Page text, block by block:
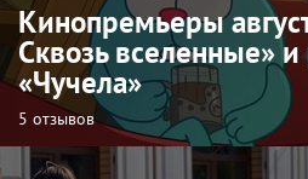
Кинопремьеры
Сквозь вселенные»
«Чучела»
5 отзывов